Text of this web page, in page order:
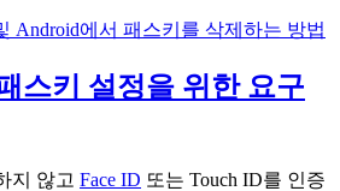
Android에서 패스키를 삭제하는 방법
스키 설정을 위한 요구
지 않고 Face ID 또는 Touch ID를 인증